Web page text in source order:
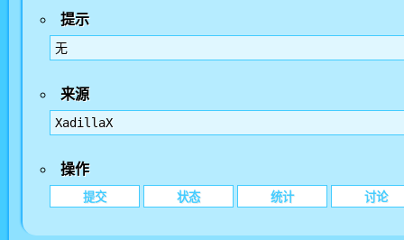
提示
无
来源
XadillaX
操作